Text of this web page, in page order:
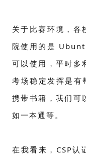
关于比赛环境，各
院使用的是
可以使用，平时多
考场稳定发挥是有
携带书籍，我们可
如一本通等。
在我看来，CSP认